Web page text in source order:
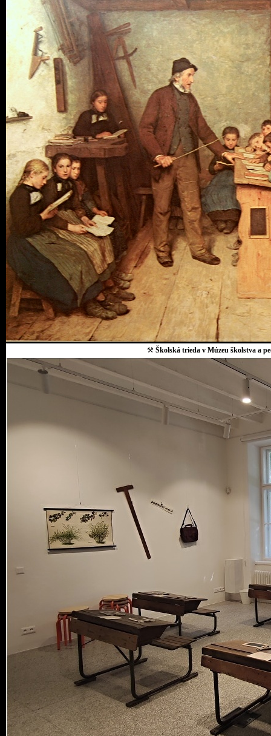
⚒ Školská trieda v Múzeu školstva a